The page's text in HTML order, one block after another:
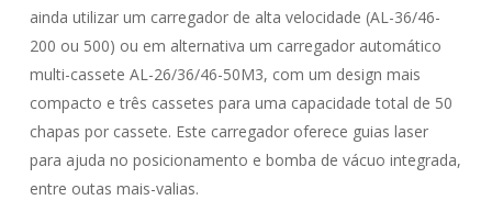
ainda utilizar um carregador de alta velocidade (AL-36/46-
200 ou 500) ou em alternativa um carregador automático
multi-cassete AL-26/36/46-50M3, com um design mais
compacto e três cassetes para uma capacidade total de 50
chapas por cassete. Este carregador oferece guias laser
para ajuda no posicionamento e bomba de vácuo integrada,
entre outas mais-valias.